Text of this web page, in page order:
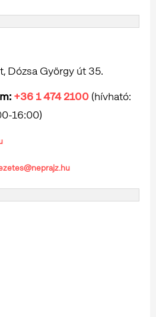
Dózsa György út 35.
+36 1 474 2100 (hívható:
16:00)